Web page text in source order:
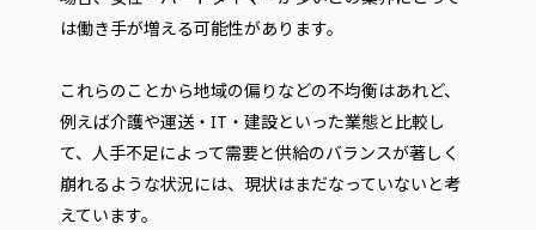
は働き手が増える可能性があります。​​
これらのことから地域の偏りなどの不均衡はあれど、
例えば介護や運送・IT・建設といった業態と比較し
て、人手不足によって需要と供給のバランスが著しく
崩れるような状況には、現状はまだなっていないと考
えています。​